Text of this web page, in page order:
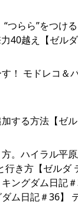
つらら”をつけ
40越え【ゼル
！ モドレコ＆
する方法【ゼ
。ハイラル平
き方【ゼル
ングダム日記
ダム日記＃36